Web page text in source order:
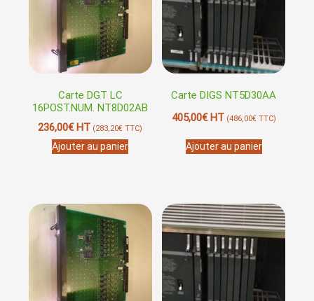
Carte DGT LC
16POST.NUM. NT8D02AB
236,00€HT (283,20€ TTC)
Ajouter au panier
Carte DIGS NT5D30AA
405,00€HT (486,00€TTC)
Ajouter au panier